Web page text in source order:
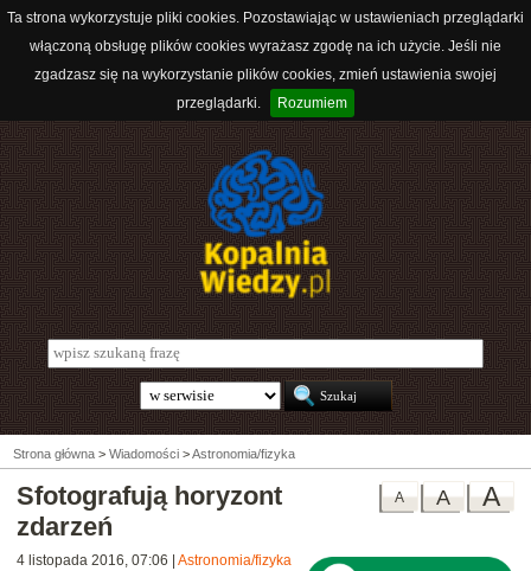
Ta strona wykorzystuje pliki cookies. Pozostawiając w ustawieniach przeglądarki
włączoną obsługę plików cookies wyrażasz zgodę na ich użycie. Jeśli nie
zgadzasz się na wykorzystanie plików cookies, zmień ustawienia swojej
przeglądarki.
Rozumiem
Strona główna > Wiadomości >Astronomia/fizyka
A
A
A
Sfotografują horyzont
zdarzeń
4 listopada 2016, 07:06 Astronomia/fizyka